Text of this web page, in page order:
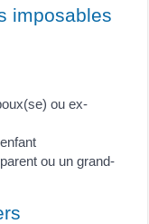
imposables
ou ex-
ou un grand-